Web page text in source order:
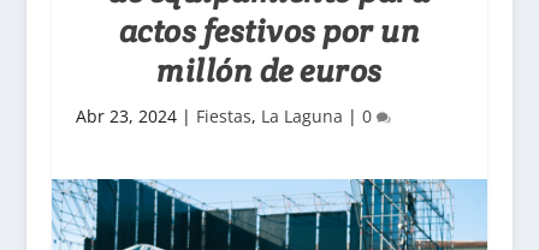
actos festivos por un
millón de euros
Abr 23, 2024| Fiestas, La Laguna | 0